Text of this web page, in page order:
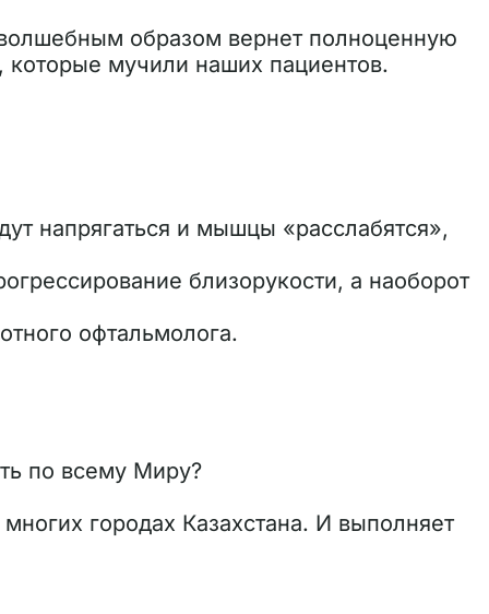
образом вернет полноценную
которые мучили наших пациентов.
напрягаться и мышцы «расслабятся»,
близорукости, а наоборот
офтальмолога.
по всему Миру?
городах Казахстана. И выполняет